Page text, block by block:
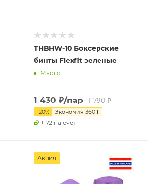
THBHW-10 Боксерские
бинты Flexfit зеленые
Много
1 430 ₽/пар 1 790₽
-20% Экономия 360₽
+ 72 на счет
Акция